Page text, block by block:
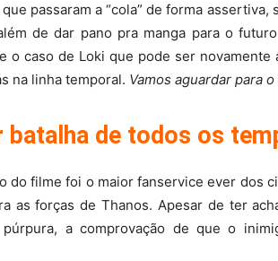
passaram a “cola” de forma
de dar pano pra manga para o
o caso de Loki que pode ser
na linha temporal. Vamos aguardar para
batalha de todos os
do filme foi o maior fanservice ever dos
as forças de Thanos. Apesar de ter
púrpura, a comprovação de que o